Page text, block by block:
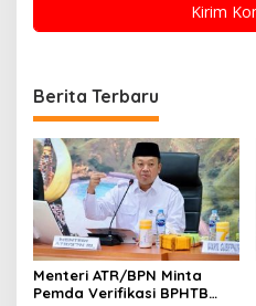
Berita Terbaru
Menteri ATR/BPN Minta
Pemda Verifikasi BPHTB